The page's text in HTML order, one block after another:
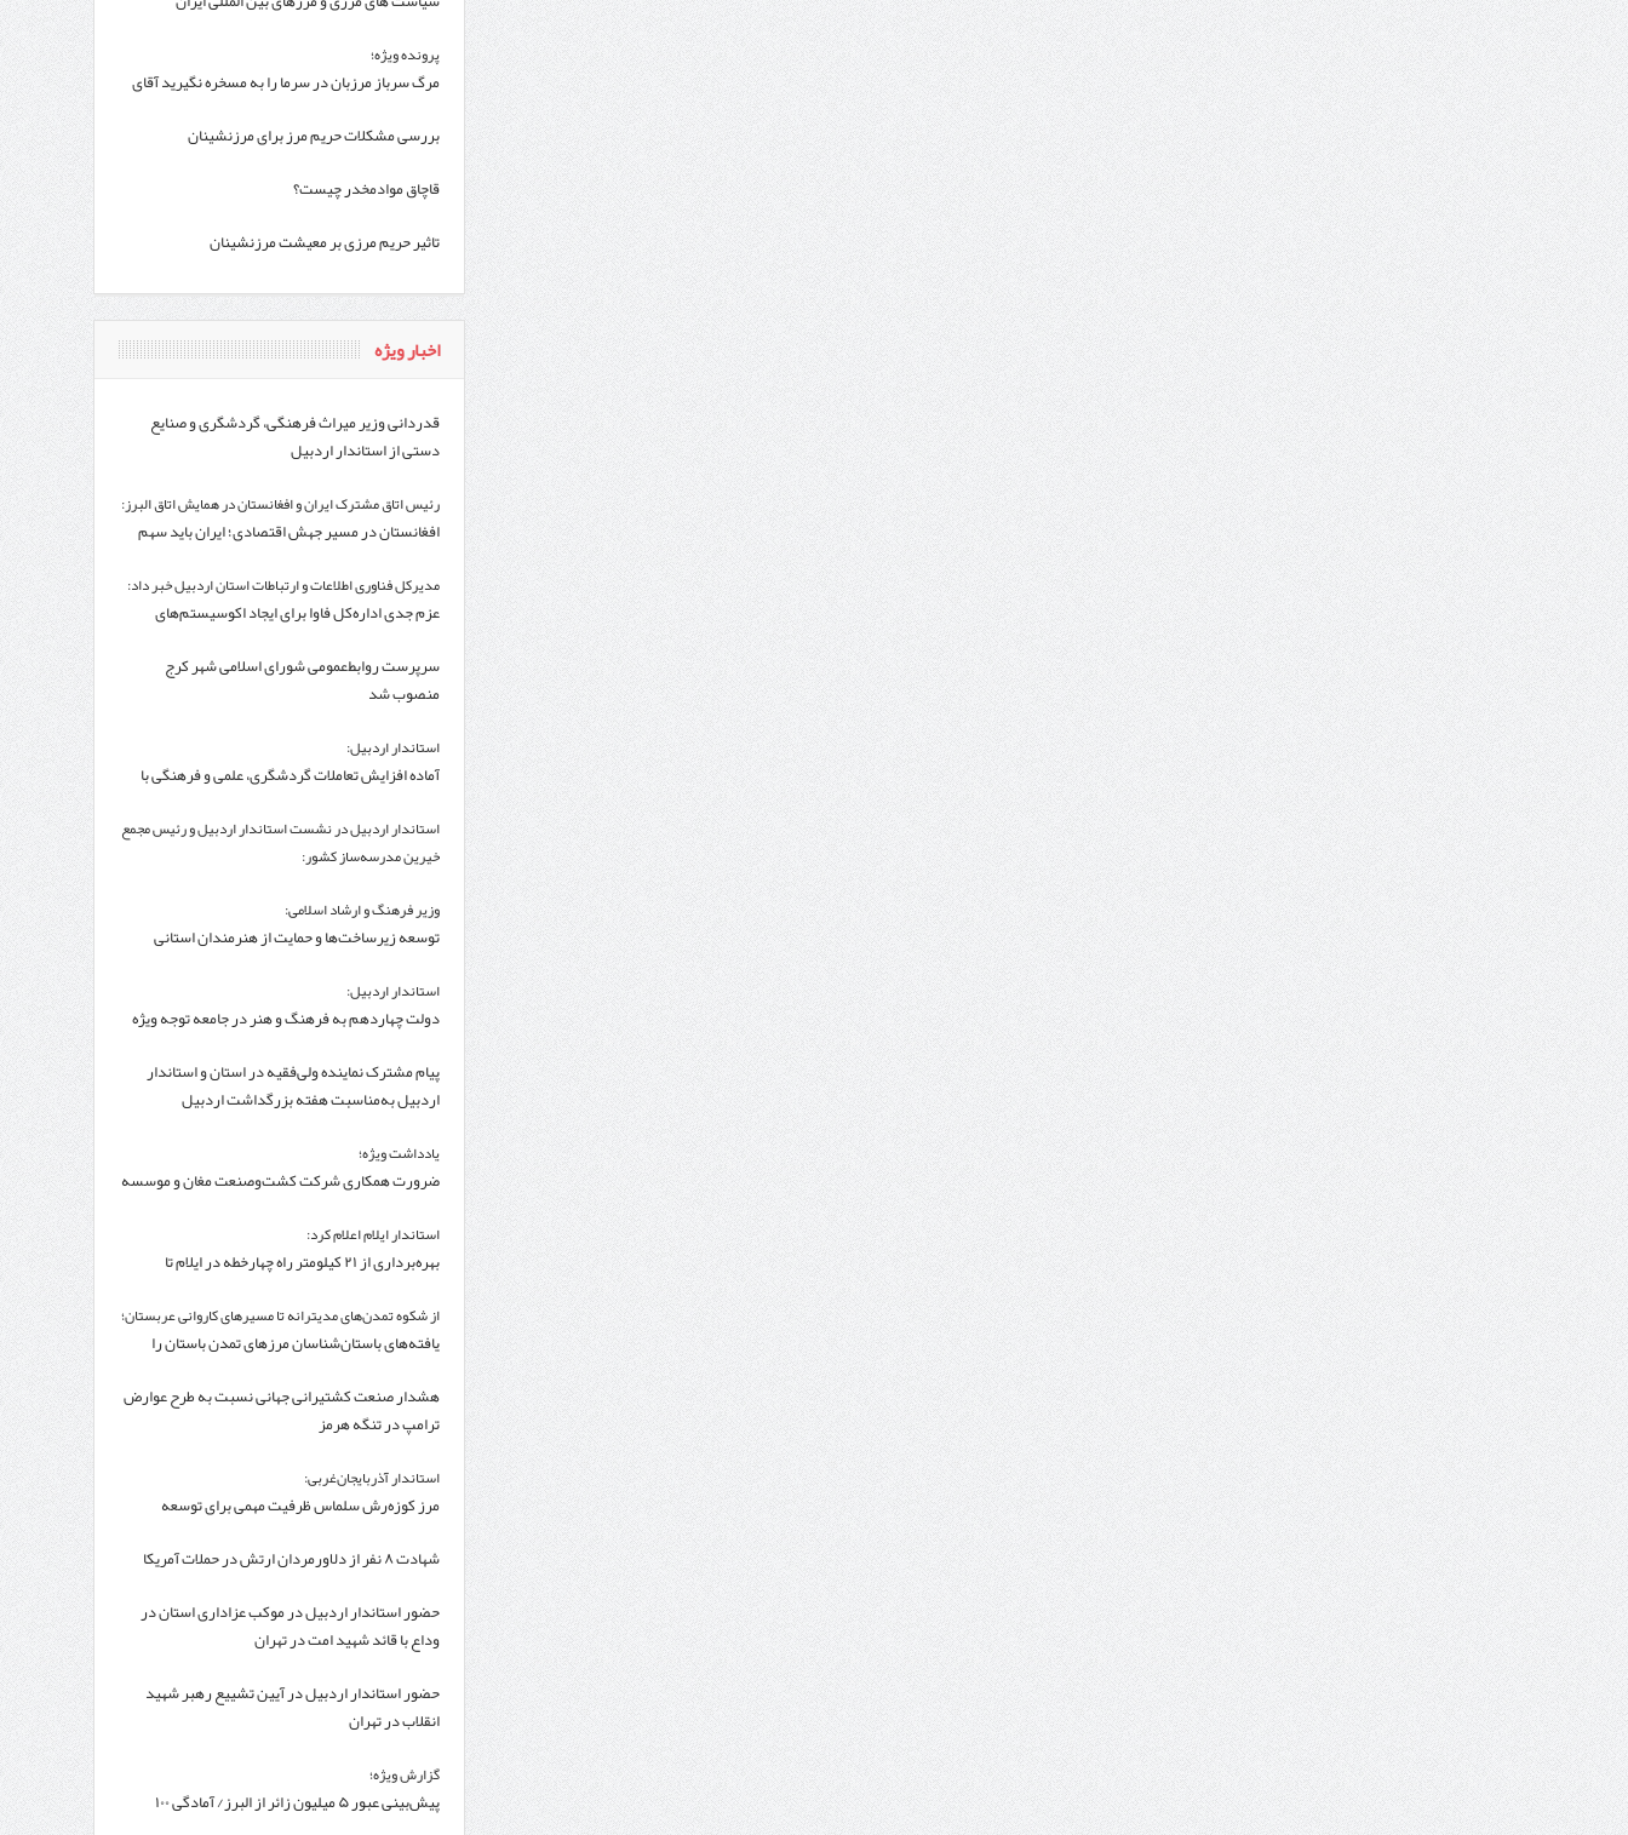
پرونده ویژه؛
مرگ سرباز مرزبان در سرما را به مسخره نگیرید آقای
بررسی مشکلات حریم مرز برای مرزنشینان
قاچاق موادمخدر چیست؟
تاثیر حریم مرزی بر معیشت مرزنشینان
اخبار ویژه
قدردانی وزیر میراث فرهنگی، گردشگری و صنایع
دستی از استاندار اردبیل
رئیس اتاق مشترک ایران و افغانستان در همایش اتاق البرز:
افغانستان در مسیر جهش اقتصادی؛ ایران باید سهم
مدیرکل فناوری اطلاعات و ارتباطات استان اردبیل خبر داد:
عزم جدی اداره‌کل فاوا برای ایجاد اکوسیستم‌های
سرپرست روابط‌عمومی شورای اسلامی شهر کرج
منصوب شد
استاندار اردبیل:
آماده افزایش تعاملات گردشگری، علمی و فرهنگی با
استاندار اردبیل در نشست استاندار اردبیل و رئیس مجمع
خیرین مدرسه‌ساز کشور:
استان نیاز است
وزیر فرهنگ و ارشاد اسلامی:
توسعه زیرساخت‌ها و حمایت از هنرمندان استانی
استاندار اردبیل:
دولت چهاردهم به فرهنگ و هنر در جامعه توجه ویژه
پیام مشترک نماینده ولی‌فقیه در استان و استاندار
اردبیل به‌مناسبت هفته بزرگداشت اردبیل
یادداشت ویژه؛
ضرورت همکاری شرکت کشت‌وصنعت مغان و موسسه
استاندار ایلام اعلام کرد:
بهره‌برداری از ۲۱ کیلومتر راه چهارخطه در ایلام تا
از شکوه تمدن‌های مدیترانه تا مسیرهای کاروانی عربستان؛
یافته‌های باستان‌شناسان مرزهای تمدن باستان را
هشدار صنعت کشتیرانی جهانی نسبت به طرح عوارض
ترامپ در تنگه هرمز
استاندار آذربایجان‌غربی:
مرز کوزه‌رش سلماس ظرفیت مهمی برای توسعه
شهادت ۸ نفر از دلاورمردان ارتش در حملات آمریکا
حضور استاندار اردبیل در موکب عزاداری استان در
وداع با قائد شهید امت در تهران
حضور استاندار اردبیل در آیین تشییع رهبر شهید
انقلاب در تهران
گزارش ویژه؛
پیش‌بینی عبور ۵ میلیون زائر از البرز/ آمادگی ۱۰۰